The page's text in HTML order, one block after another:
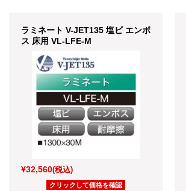
ラミネート V-JET135 塩ビ エンボ
ス 床用 VL-LFE-M
¥32,560(税込)
クリックして価格を確認